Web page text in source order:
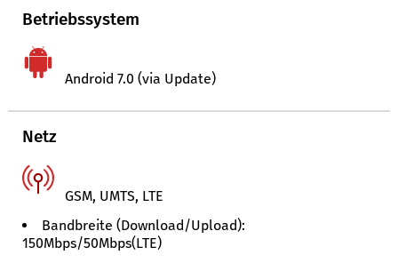
Betriebssystem
Android 7.0 (via Update)
Netz
GSM, UMTS, LTE
Bandbreite (Download/Upload):
150Mbps/50Mbps(LTE)